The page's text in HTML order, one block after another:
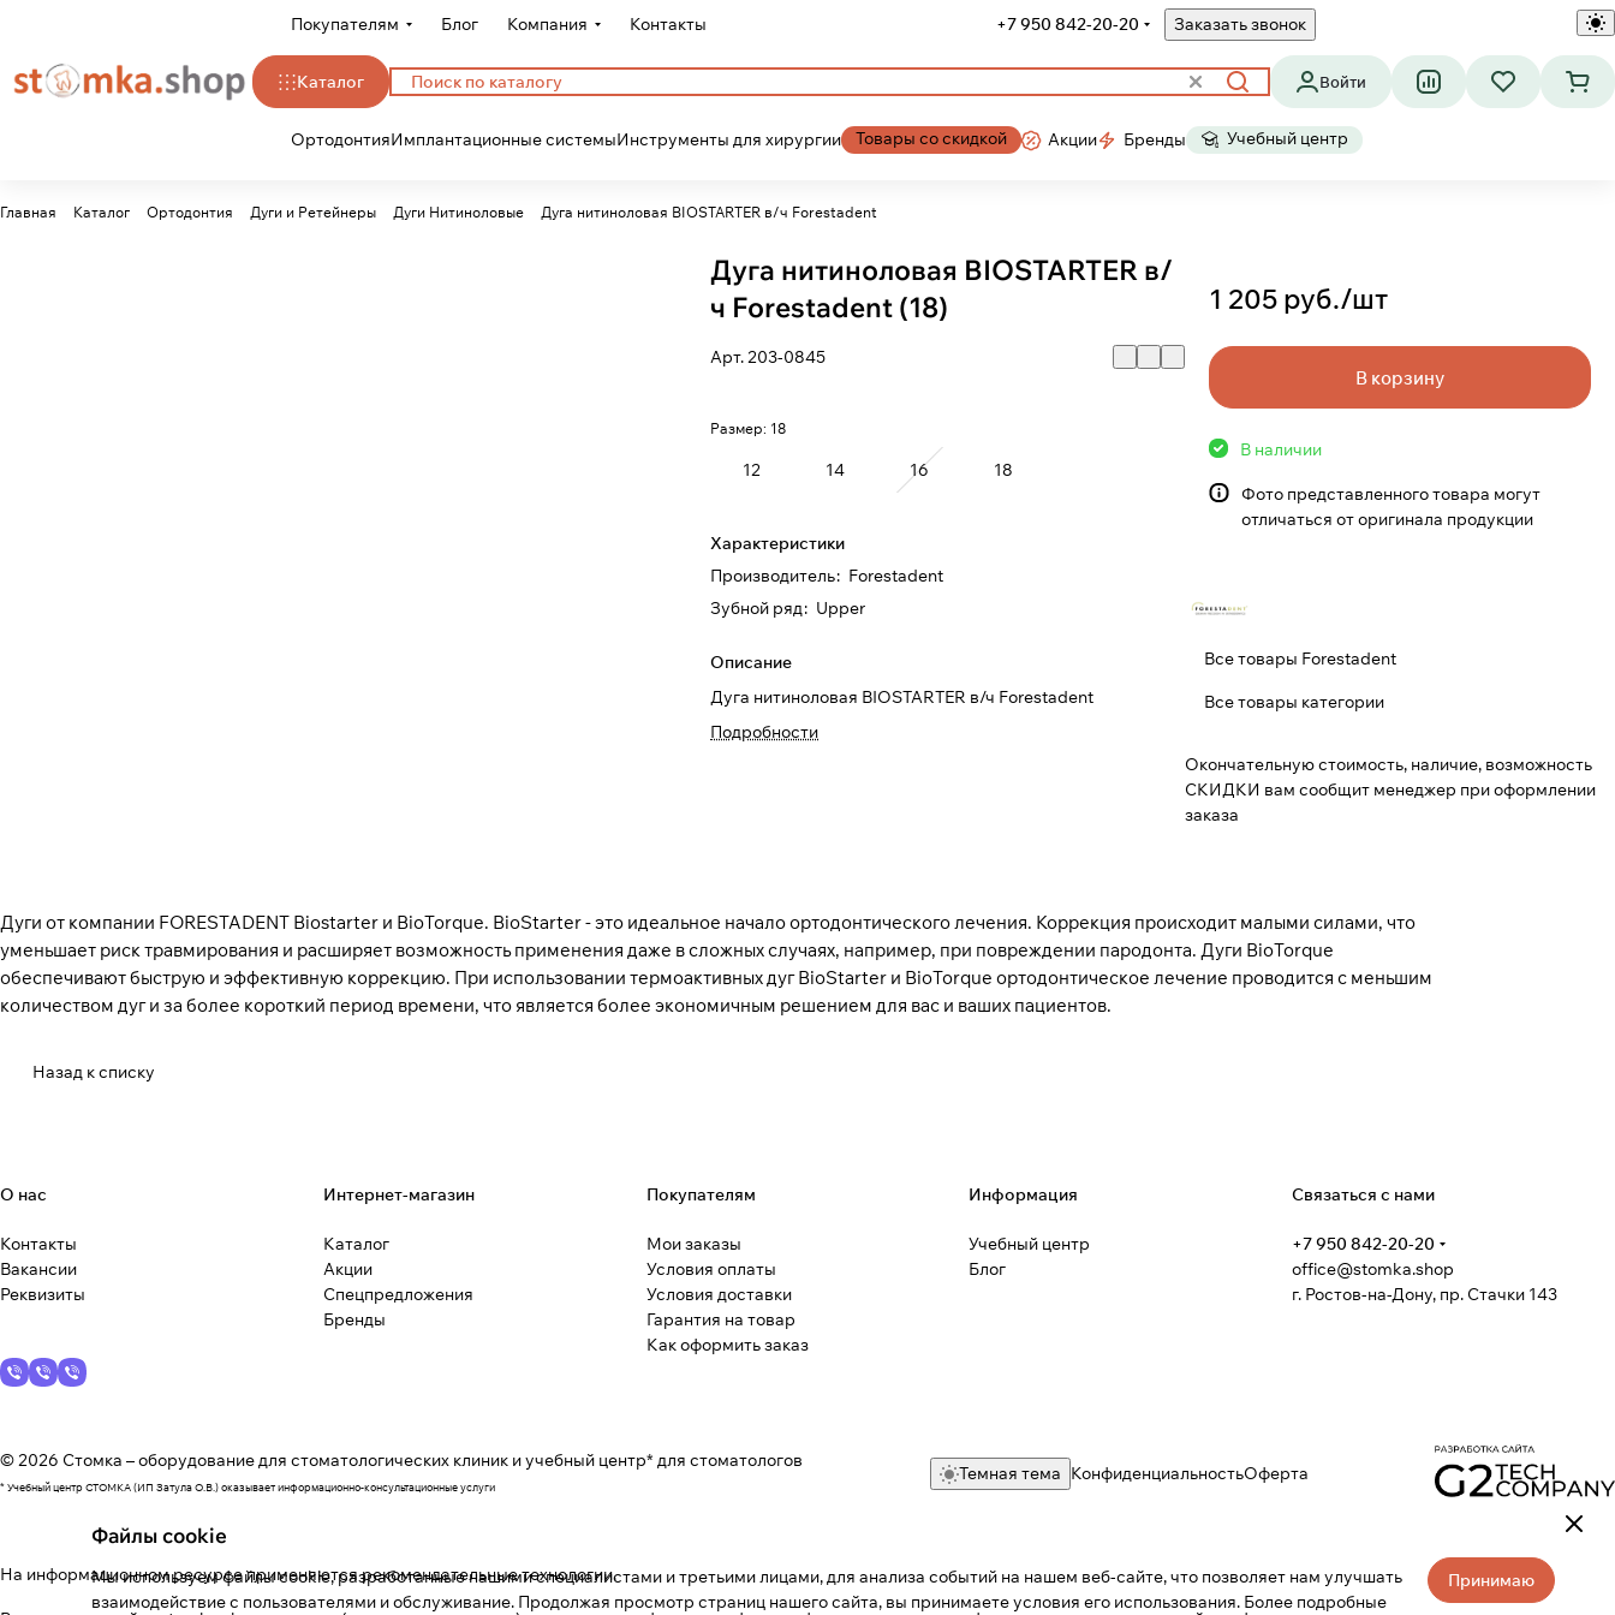
Покупателям Блог Компания Контакты +7 950 842-20-20 Заказать звонок
Каталог Войти
ОртодонтияИмплантационные системыИнструменты для хирургии Товары со скидкой Акции Бренды Учебный центр
Главная Каталог Ортодонтия Дуги и Ретейнеры Дуги Нитиноловые Дуга нитиноловая BIOSTARTER в/ч Forestadent
Дуга нитиноловая BIOSTARTER в/
ч Forestadent (18)
Арт.203-0845
Размер: 18
12 14 16 18
Характеристики
Производитель: Forestadent
Зубной ряд: Upper
Описание
Дуга нитиноловая BIOSTARTER в/ч Forestadent
Подробности
1 205 руб./шт
В корзину
В наличии
Фото представленного товара могут
отличаться от оригинала продукции
Все товары Forestadent
Все товары категории
Окончательную стоимость, наличие, возможность
СКИДКИ вам сообщит менеджер при оформлении
заказа
Дуги от компании FORESTADENT Biostarter и BioTorque. BioStarter - это идеальное начало ортодонтического лечения. Коррекция происходит малыми силами, что
уменьшает риск травмирования и расширяет возможность применения даже в сложных случаях, например, при повреждении пародонта. Дуги BioTorque
обеспечивают быструю и эффективную коррекцию. При использовании термоактивных дуг BioStarter и BioTorque ортодонтическое лечение проводится с меньшим
количеством дуг и за более короткий период времени, что является более экономичным решением для вас и ваших пациентов.
Назад к списку
О нас
Контакты
Вакансии
Реквизиты
Интернет-магазин
Каталог
Акции
Спецпредложения
Бренды
Покупателям
Мои заказы
Условия оплаты
Условия доставки
Гарантия на товар
Как оформить заказ
Информация
Учебный центр
Блог
Связаться с нами
+7 950 842-20-20
office@stomka.shop
г. Ростов-на-Дону, пр. Стачки 143
© 2026 Стомка – оборудование для стоматологических клиник и учебный центр* для стоматологов
* Учебный центр СТОМКА (ИП Затула О.В.) оказывает информационно-консультационные услуги
Темная тема КонфиденциальностьОферта
На информационном ресурсе применяютсярекомендательные технологии.
Файлы cookie
Мы используем файлы cookie, разработанные нашими специалистами и третьими лицами, для анализа событий на нашем веб-сайте, что позволяет нам улучшать
взаимодействие с пользователями и обслуживание. Продолжая просмотр страниц нашего сайта, вы принимаете условия его использования. Более подробные
Принимаю